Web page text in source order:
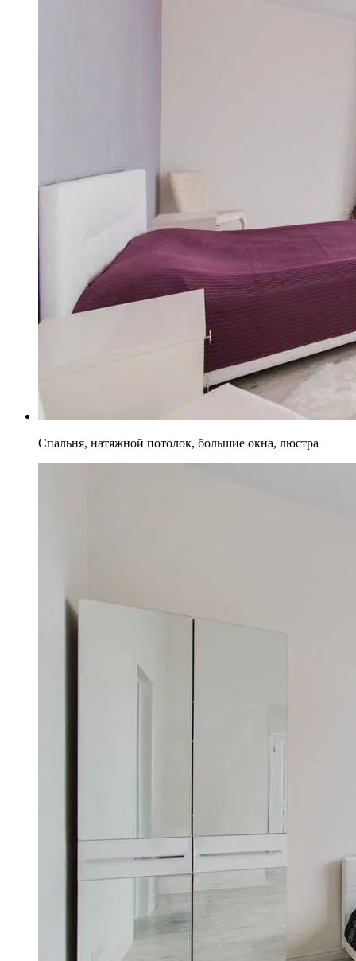
Спальня, натяжной потолок, большие окна, люстра